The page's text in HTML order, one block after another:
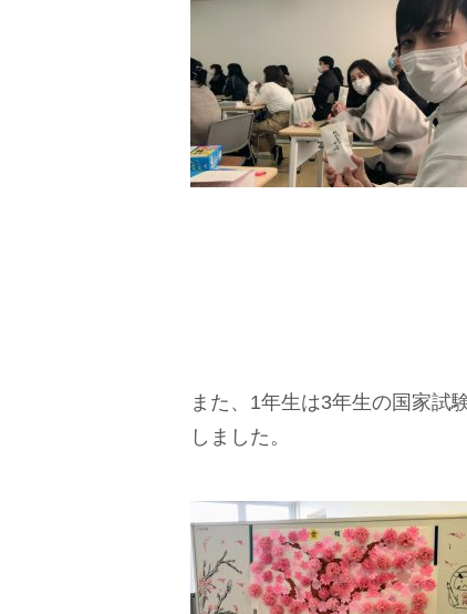
また、1年生は3年生の国家試
しました。